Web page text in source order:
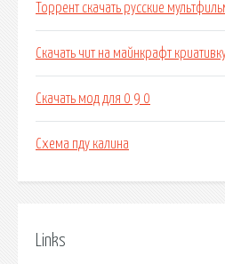
Торрент скачать русские
Скачать чит на майнкрафт
Скачать мод для 0 9 0
Схема пду калина
Links